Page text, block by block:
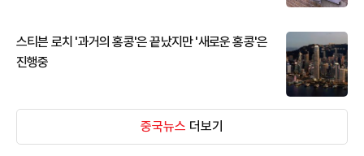
스티븐 로치 '과거의 홍콩'은 끝났지만 '새로운 홍콩'은
진행중
중국뉴스 더보기